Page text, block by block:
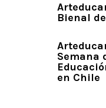
Bienal
Semana
en Chile